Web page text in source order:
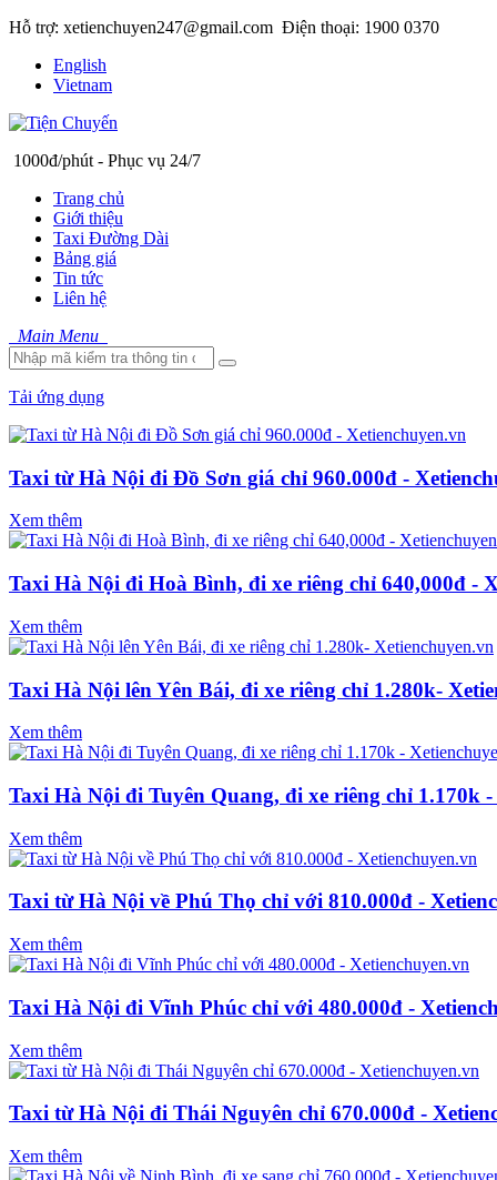
Hỗ trợ: xetienchuyen247@gmail.com Điện thoại: 1900 0370
English
Vietnam
1000đ/phút - Phục vụ 24/7
Trang chủ
Giới thiệu
Taxi Đường Dài
Bảng giá
Tin tức
Liên hệ
Main Menu
Tải ứng dụng
Taxi từ Hà Nội đi Đồ Sơn giá chỉ 960.000đ -
Xem thêm
Taxi Hà Nội đi Hoà Bình, đi xe riêng chỉ 640,000đ -
Xem thêm
Taxi Hà Nội lên Yên Bái, đi xe riêng chỉ 1.280k-
Xem thêm
Taxi Hà Nội đi Tuyên Quang, đi xe riêng chỉ 1.170k
Xem thêm
Taxi từ Hà Nội về Phú Thọ chỉ với 810.000đ -
Xem thêm
Taxi Hà Nội đi Vĩnh Phúc chỉ với 480.000đ -
Xem thêm
Taxi từ Hà Nội đi Thái Nguyên chỉ 670.000đ -
Xem thêm